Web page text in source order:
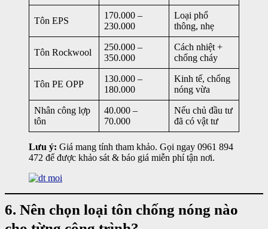
Tôn EPS
170.000 –
230.000
Loại phổ
thông, nhẹ
Tôn Rockwool
250.000 –
350.000
Cách nhiệt +
chống cháy
Tôn PE OPP
130.000 –
180.000
Kinh tế, chống
nóng vừa
Nhân công lợp
tôn
40.000 –
70.000
Nếu chủ đầu tư
đã có vật tư
Lưu ý: Giá mang tính tham khảo. Gọi ngay 0961 894
472 để được khảo sát & báo giá miễn phí tận nơi.
6. Nên chọn loại tôn chống nóng nào